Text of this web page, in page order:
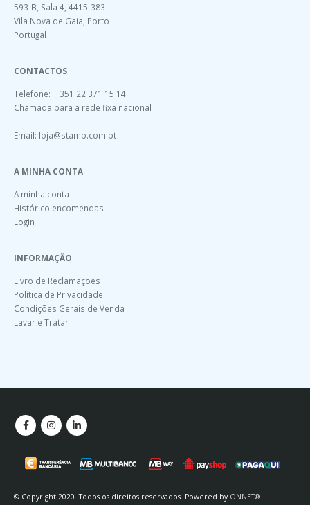
593-B, Sala 4, 4415-383
Vila Nova de Gaia, Porto
Portugal
CONTACTOS
Telefone: + 351 22 371 15 14
Chamada para a rede fixa nacional
Email: loja@stamp.com.pt
A MINHA CONTA
A minha conta
Histórico encomendas
Login
INFORMAÇÃO
Livro de Reclamações
Política de Privacidade
Condições Gerais de Venda
Lavar e Tratar
© Copyright 2020. Todos os direitos reservados. Powered by ONNET®